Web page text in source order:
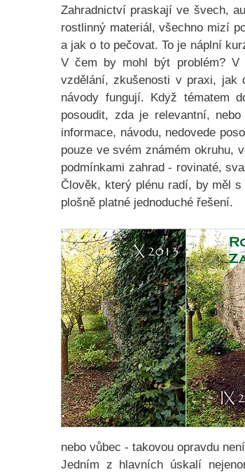
Zahradnictví praskají ve švech,
rostlinný materiál, všechno mizí
a jak o to pečovat. To je náplní
V čem by mohl být problém?
vzdělání, zkušenosti v praxi, jak
návody fungují. Když tématem
posoudit, zda je relevantní,
informace, návodu, nedovede
pouze ve svém známém okruhu,
podmínkami zahrad - rovinaté,
Člověk, který plénu radí, by měl
plošně platné jednoduché řešení.
nebo vůbec - takovou opravdu
Jedním z hlavních úskalí